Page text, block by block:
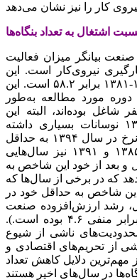
اشتغال به‌‌‌ تعداد بنگاه‌ها
بیانگر میزان فعالیت‌‌‌
نیروی‌‌‌کار است. این‌‌‌
نسبت‌‌‌ به‌‌‌طور متوسط‌‌‌ برای‌‌‌ دوره ١٣٩٨-١٣٨١ برابر ۵۸.۲ است‌‌‌. این‌‌‌
مورد مطالعه‌‌‌ به‌‌‌طور
در هر کارگاه صنعتی‌‌‌ ۵۸.۲نفر شاغل‌‌‌ بوده‌اند، البته‌‌‌ این‌‌‌
نسبت‌‌‌ طی‌‌‌ دوره سال‌های‌‌‌ ١٣٩٨-١٣٨١ نوسانات بسیاری‌‌‌ داشته‌‌‌
است‌‌‌. بررسی‌‌‌‌ها نشان می‌دهد که‌‌‌ این‌‌‌ نرخ در سال ١٣٩۴ به‌‌‌ حداقل‌‌‌
خود رسیده است‌‌‌. سال‌های‌‌‌ ١٣٨٣، ١٣٨۵ و ١٣٩١ نیز سال‌هایی‌‌‌
و بعد از خود این‌‌‌ شاخص‌‌‌ به‌‌‌
که‌‌‌ در برخی‌‌‌ از سال‌ها که‌‌‌
شاخص‌‌‌ به‌‌‌ حداقل‌‌‌ خود در
رشد ارزش‌افزوده صنعت‌‌‌
به‌‌‌ قیمت‌‌‌ ثابت‌‌‌ ١٣٩٠ در سال ١٣٩۴ برابر منفی ۴.۶ بوده است‌‌‌.).
ناشی‌‌‌ از شیوع
از تحریم‌‌‌های‌‌‌ اقتصادی‌‌‌ و
مهم‌ترین‌‌‌ دلایل‌‌‌ کاهش‌‌‌ تعداد